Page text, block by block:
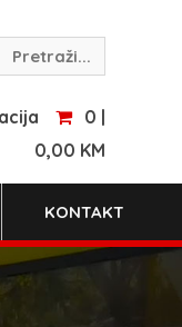
0 |
0,00 KM
KONTAKT